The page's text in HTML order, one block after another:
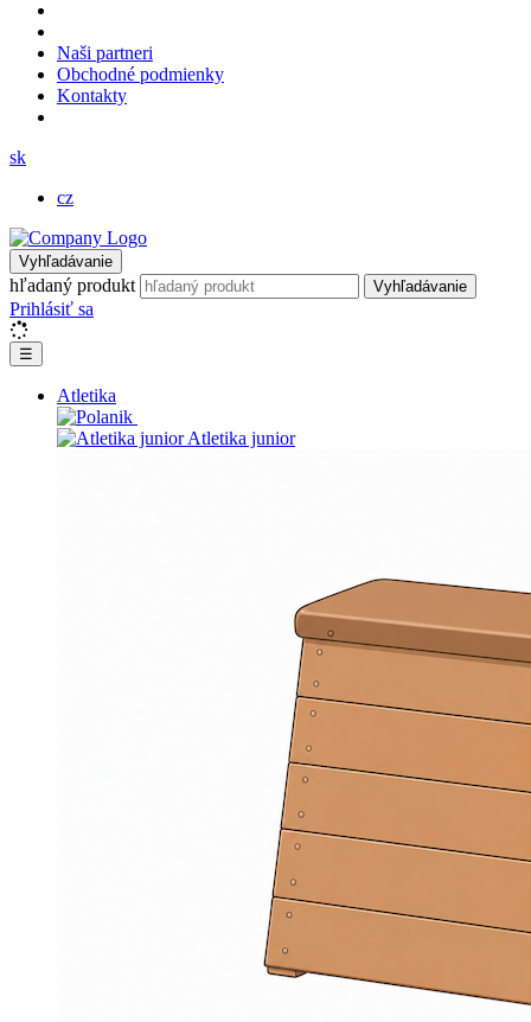
Naši partneri
Obchodné podmienky
Kontakty
sk
cz
Vyhľadávanie
hľadaný produkt Vyhľadávanie
Prihlásiť sa
☰
Atletika
Atletika junior